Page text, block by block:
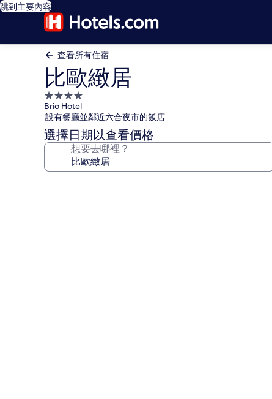
跳到主要內容
查看所有住宿
比歐緻居
4.0
星
級
住
宿
Brio Hotel
設有餐廳並鄰近六合夜市的飯店
選擇日期以查看價格
想要去哪裡？